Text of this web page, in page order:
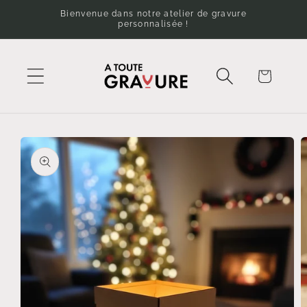
passerBienvenue dans notre atelier de gravure
personnalisée !
Panier
Passer aux
informations
produits